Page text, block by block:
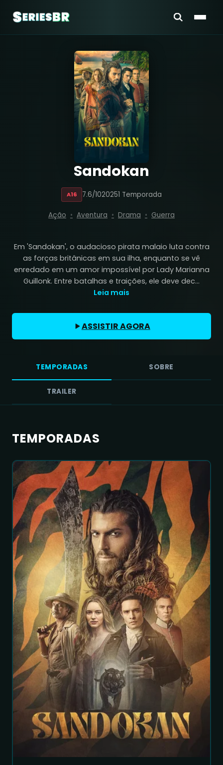
Sandokan
A16 7.6/1020251 Temporada
Ação Aventura Drama Guerra
Em 'Sandokan', o audacioso pirata malaio luta contra
as forças britânicas em sua ilha, enquanto se vê
enredado em um amor impossível por Lady Marianna
Guillonk. Entre batalhas e traições, ele deve dec...
Leia mais
ASSISTIR AGORA
TEMPORADAS SOBRE
TRAILER
TEMPORADAS